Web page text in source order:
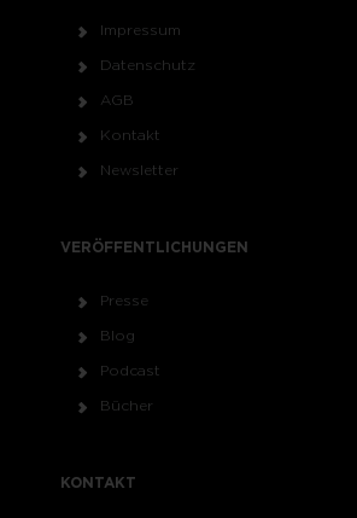
Impressum
Datenschutz
AGB
Kontakt
Newsletter
VERÖFFENTLICHUNGEN
Presse
Blog
Podcast
Bücher
KONTAKT